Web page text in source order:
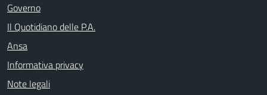
Governo
Il Quotidiano delle P.A.
Ansa
Informativa privacy
Note legali